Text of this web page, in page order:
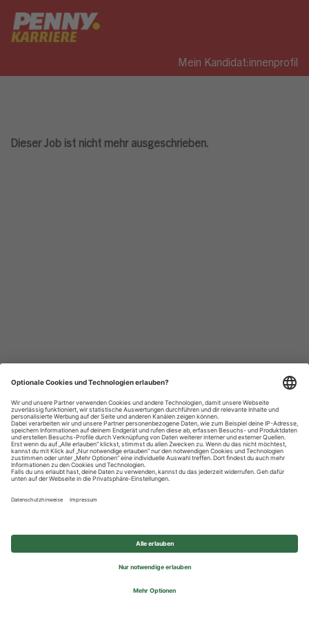
Mein Kandidat:innenprofil
Dieser Job ist nicht mehr ausgeschrieben.
Datenschutzhinweise
Impressum
Privatsphäre-Einstellungen
© 2026 REWE Group - All rights reserved